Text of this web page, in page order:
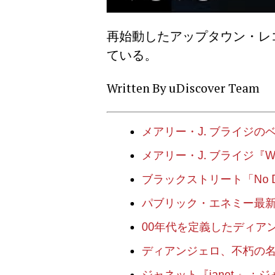
再始動したアップタウン・
ている。
Written By uDiscover Team
メアリー・J. ブライジの
メアリー・J. ブライジ『
ブラックストリート「No
パブリック・エネミー最
00年代を定義したディア
ディアンジェロ、不朽の